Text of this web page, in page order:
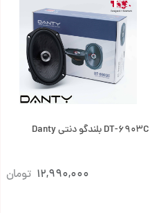
DT-6903C بلندگو دنتی Danty
12,990,000 تومان